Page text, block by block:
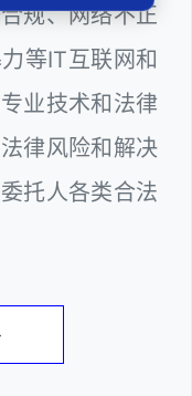
规、网络不正
等IT互联网和
业技术和法律
律风险和解决
托人各类合法